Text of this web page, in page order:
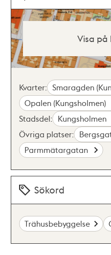
Visa på
Kvarter: Smaragden
Opalen (Kungsholmen)
Stadsdel: Kungsholmen
Övriga platser:
Parmmätargatan
Sökord
Trähusbebyggelse